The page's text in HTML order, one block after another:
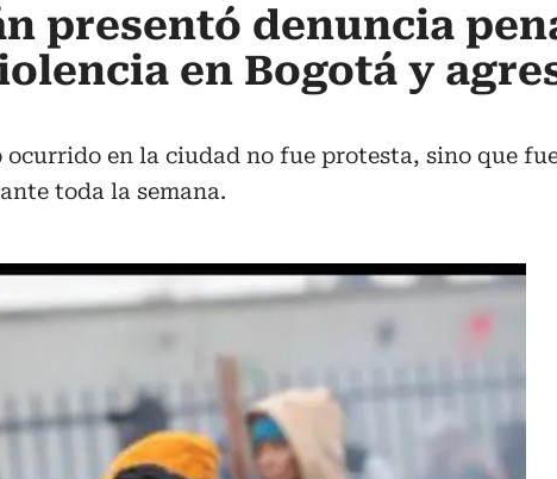
presentó denuncia
en Bogotá y
en la ciudad no fue protesta, sino que
toda la semana.